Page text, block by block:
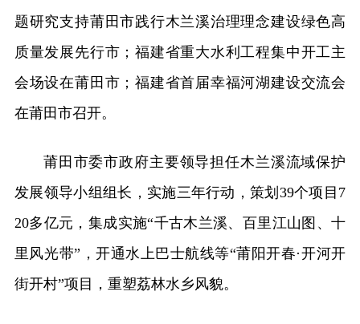
题研究支持莆田市践行木兰溪治理理念建设绿色高
质量发展先行市；福建省重大水利工程集中开工主
会场设在莆田市；福建省首届幸福河湖建设交流会
在莆田市召开。
莆田市委市政府主要领导担任木兰溪流域保护
发展领导小组组长，实施三年行动，策划39个项目7
20多亿元，集成实施“千古木兰溪、百里江山图、十
里风光带”，开通水上巴士航线等“莆阳开春·开河开
街开村”项目，重塑荔林水乡风貌。